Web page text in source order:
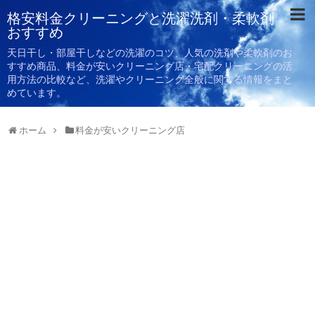
格安料金クリーニングと洗濯洗剤・柔軟剤
おすすめ
天日干し・部屋干しなどの洗濯のコツ、人気の洗剤や柔軟剤のお
すすめ商品、料金が安いクリーニング店・宅配クリーニングの活
用方法の比較など、洗濯やクリーニング全般に関する情報をまと
めています。
ホーム 料金が安いクリーニング店